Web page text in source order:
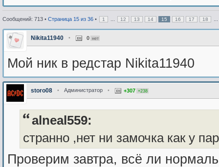
Сообщений: 713 • Страница 15 из 36 • 1 12 13 14 15 16 17 18
Nikita11940 • 0 нет
Мой ник в редстар Nikita11940
storo08 • Администратор • +307 +238
alneal559:
странно ,нет ни замочка как у
Проверим завтра, всё ли